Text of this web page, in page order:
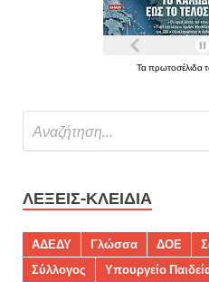
Τα πρωτοσέλιδα
ΛΈΞΕΙΣ-ΚΛΕΙΔΙΆ
ΑΔΕΔΥ Γλώσσα ΔΟΕ
Σύλλογος
Υπουργείο